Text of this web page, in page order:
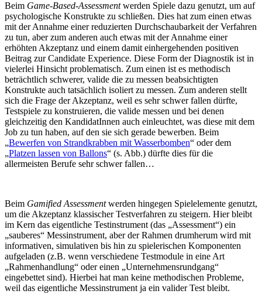
Beim Game-Based-Assessmentwerden Spiele dazu genutzt, um auf
psychologische Konstrukte zu schließen. Dies hat zum einen etwas
mit der Annahme einer reduzierten Durchschaubarkeit der Verfahren
zu tun, aber zum anderen auch etwas mit der Annahme einer
erhöhten Akzeptanz und einem damit einhergehenden positiven
Beitrag zur Candidate Experience. Diese Form der Diagnostik ist in
vielerlei Hinsicht problematisch. Zum einen ist es methodisch
beträchtlich schwerer, valide die zu messen beabsichtigten
Konstrukte auch tatsächlich isoliert zu messen. Zum anderen stellt
sich die Frage der Akzeptanz, weil es sehr schwer fallen dürfte,
Testspiele zu konstruieren, die valide messen und bei denen
gleichzeitig den KandidatInnen auch einleuchtet, was diese mit dem
Job zu tun haben, auf den sie sich gerade bewerben. Beim
„Bewerfen von Strandkrabben mit Wasserbomben“ oder dem
„Platzen lassen von Ballons“ (s. Abb.) dürfte dies für die
allermeisten Berufe sehr schwer fallen…
Beim Gamified Assessmentwerden hingegen Spielelemente genutzt,
um die Akzeptanz klassischer Testverfahren zu steigern. Hier bleibt
im Kern das eigentliche Testinstrument (das „Assessment“) ein
„sauberes“ Messinstrument, aber der Rahmen drumherum wird mit
informativen, simulativen bis hin zu spielerischen Komponenten
aufgeladen (z.B. wenn verschiedene Testmodule in eine Art
„Rahmenhandlung“ oder einen „Unternehmensrundgang“
eingebettet sind). Hierbei hat man keine methodischen Probleme,
weil das eigentliche Messinstrument ja ein valider Test bleibt.